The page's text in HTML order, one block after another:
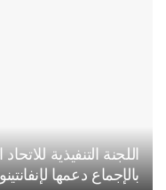
اللجنة التنفيذية
بالإجماع دعمها لإنفانتينو